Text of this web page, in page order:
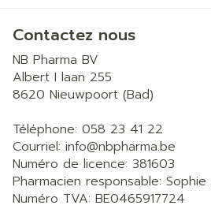
Contactez nous
NB Pharma BV
Albert I laan 255
8620 Nieuwpoort (Bad)
Téléphone: 058 23 41 22
Courriel: info@nbpharma.be
Numéro de licence: 381603
Pharmacien responsable: Sophie
Numéro TVA: BE0465917724